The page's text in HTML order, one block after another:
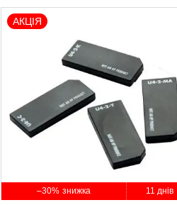
–30% 11 днів
АКЦІЯ